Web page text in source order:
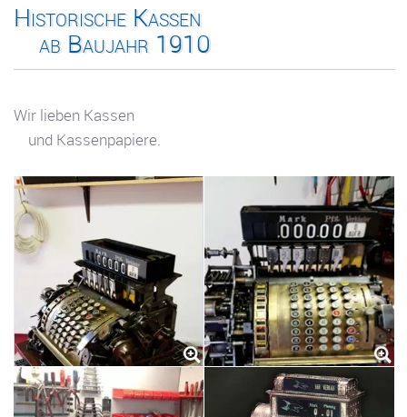
Historische Kassen
ab Baujahr 1910
Wir lieben Kassen
und Kassenpapiere.